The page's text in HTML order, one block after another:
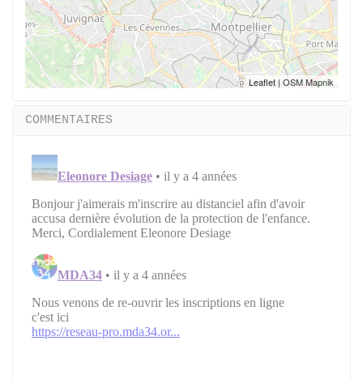
Leaflet| OSM Mapnik
COMMENTAIRES